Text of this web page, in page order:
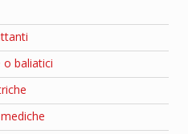
o baliatici